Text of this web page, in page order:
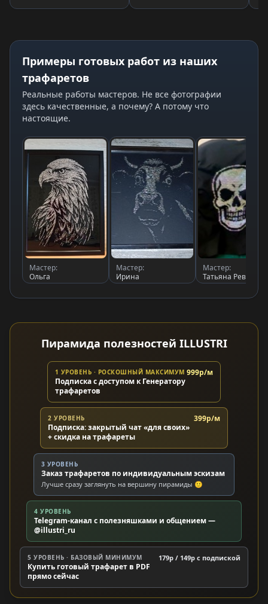
Примеры готовых работ из наших
трафаретов
Реальные работы мастеров. Не все фотографии
здесь качественные, а почему? А потому что
настоящие.
Мастер:
Ольга
Мастер:
Ирина
Мастер:
Татьяна Рева
Пирамида полезностей ILLUSTRI
1 УРОВЕНЬ · РОСКОШНЫЙ МАКСИМУМ
Подписка с доступом к Генератору
трафаретов
999р/м
2 УРОВЕНЬ
Подписка: закрытый чат «для своих»
+ скидка на трафареты
399р/м
3 УРОВЕНЬ
Заказ трафаретов по индивидуальным эскизам
Лучше сразу заглянуть на вершину пирамиды 🙂
4 УРОВЕНЬ
Telegram-канал с полезняшками и общением —
@illustri_ru
5 УРОВЕНЬ · БАЗОВЫЙ МИНИМУМ
Купить готовый трафарет в PDF
прямо сейчас
179р / 149р c подпиской